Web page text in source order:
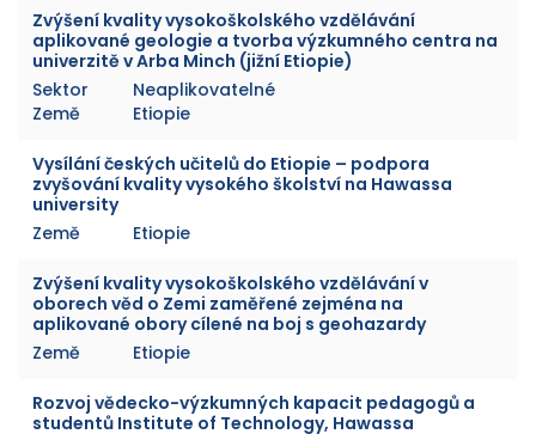
Zvýšení kvality vysokoškolského vzdělávání
aplikované geologie a tvorba výzkumného centra na
univerzitě v Arba Minch (jižní Etiopie)
Sektor
Neaplikovatelné
Země
Etiopie
Vysílání českých učitelů do Etiopie – podpora
zvyšování kvality vysokého školství na Hawassa
university
Země
Etiopie
Zvýšení kvality vysokoškolského vzdělávání v
oborech věd o Zemi zaměřené zejména na
aplikované obory cílené na boj s geohazardy
Země
Etiopie
Rozvoj vědecko-výzkumných kapacit pedagogů a
studentů Institute of Technology, Hawassa